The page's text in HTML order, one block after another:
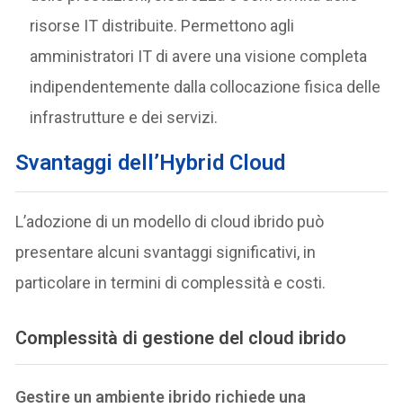
risorse IT distribuite. Permettono agli
amministratori IT di avere una visione completa
indipendentemente dalla collocazione fisica delle
infrastrutture e dei servizi.
Svantaggi dell’Hybrid Cloud
L’adozione di un modello di cloud ibrido può
presentare alcuni svantaggi significativi, in
particolare in termini di complessità e costi.
Complessità di gestione del cloud ibrido
Gestire un ambiente ibrido richiede una